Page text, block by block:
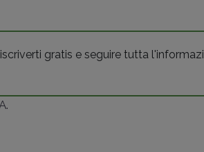
gratis e seguire tutta